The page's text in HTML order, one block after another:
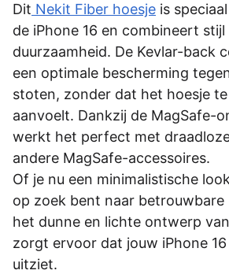
Dit Nekit Fiber hoesje is
de iPhone 16 en combineert stijl
duurzaamheid. De Kevlar-back
een optimale bescherming
stoten, zonder dat het hoesje
aanvoelt. Dankzij de MagSafe-
werkt het perfect met
andere MagSafe-accessoires.
Of je nu een minimalistische
op zoek bent naar betrouwbare
het dunne en lichte ontwerp
zorgt ervoor dat jouw iPhone
uitziet.